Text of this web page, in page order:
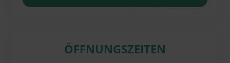
ÖFFNUNGSZEITEN